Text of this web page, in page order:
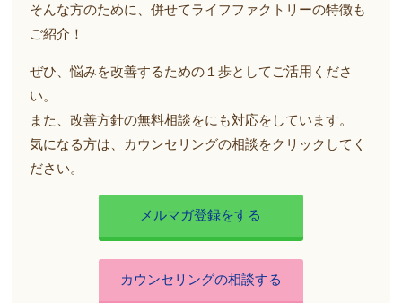
そんな方のために、併せてライフファクトリーの特徴も
ご紹介！
ぜひ、悩みを改善するための１歩としてご活用くださ
い。
また、改善方針の無料相談をにも対応をしています。
気になる方は、カウンセリングの相談をクリックしてく
ださい。
メルマガ登録をする
カウンセリングの相談する